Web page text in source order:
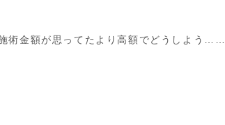
術金額が思ってたより高額でどうしよう…….